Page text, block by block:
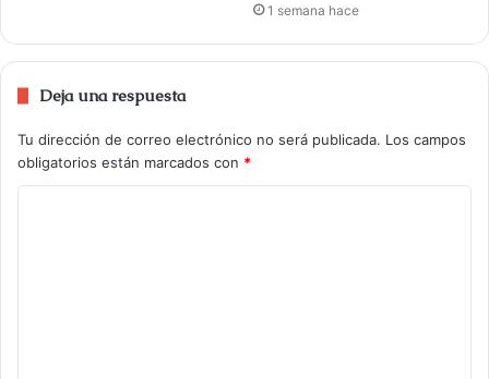
1 semana hace
Deja una respuesta
Tu dirección de correo electrónico no será publicada. Los campos
obligatorios están marcados con *